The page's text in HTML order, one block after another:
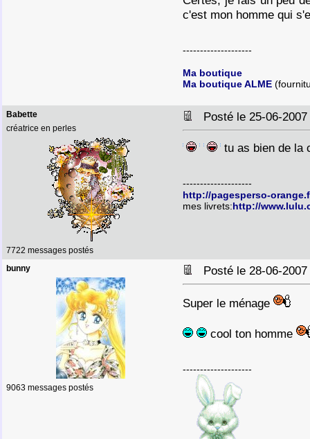
c'est mon homme qui
--------------------
Ma boutique
Ma boutique ALME
Babette
créatrice en perles
7722 messages postés
Posté le 25-06-
tu as bien de la
--------------------
http://pagesperso-
mes livrets:http://
bunny
9063 messages postés
Posté le 28-06-
Super le ménage
cool ton homme
--------------------